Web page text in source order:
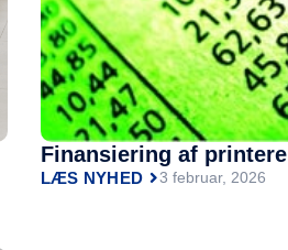
Finansiering af printere
LÆS NYHED 3 februar, 2026